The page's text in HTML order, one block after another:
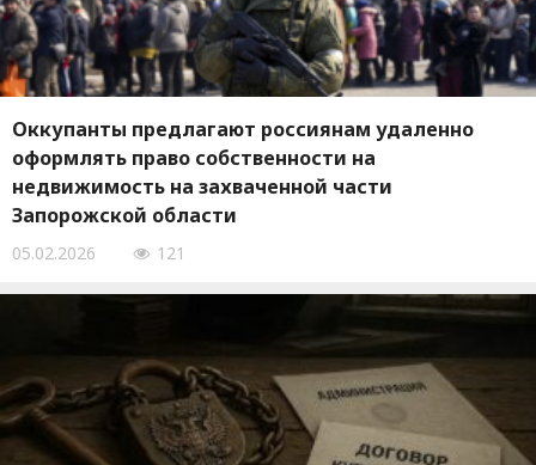
Оккупанты предлагают россиянам удаленно
оформлять право собственности на
недвижимость на захваченной части
Запорожской области
05.02.2026 121